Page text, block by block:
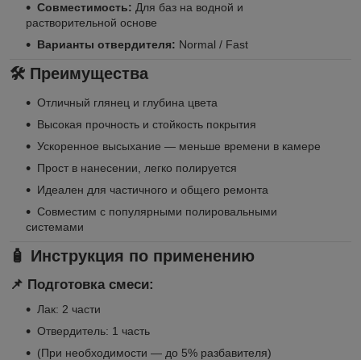
Совместимость: Для баз на водной и
растворительной основе
Варианты отвердителя: Normal / Fast
🛠️ Преимущества
Отличный глянец и глубина цвета
Высокая прочность и стойкость покрытия
Ускоренное высыхание — меньше времени в камере
Прост в нанесении, легко полируется
Идеален для частичного и общего ремонта
Совместим с популярными полировальными
системами
🧴 Инструкция по применению
📌 Подготовка смеси:
Лак: 2 части
Отвердитель: 1 часть
(При необходимости — до 5% разбавителя)